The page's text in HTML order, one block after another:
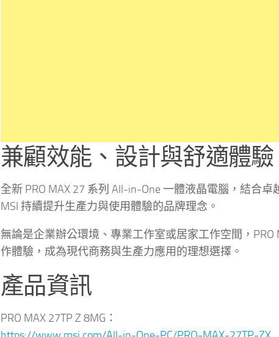
兼顧效能、設計與舒適體
全新 PRO MAX 27 系列 All-in-One 一體液晶電腦，結合
MSI 持續提升生產力與使用體驗的品牌理念。
無論是企業辦公環境、專業工作室或居家工作空間，
作體驗，成為現代商務與生產力應用的理想選擇。
產品資訊
PRO MAX 27TP Z 8MG：